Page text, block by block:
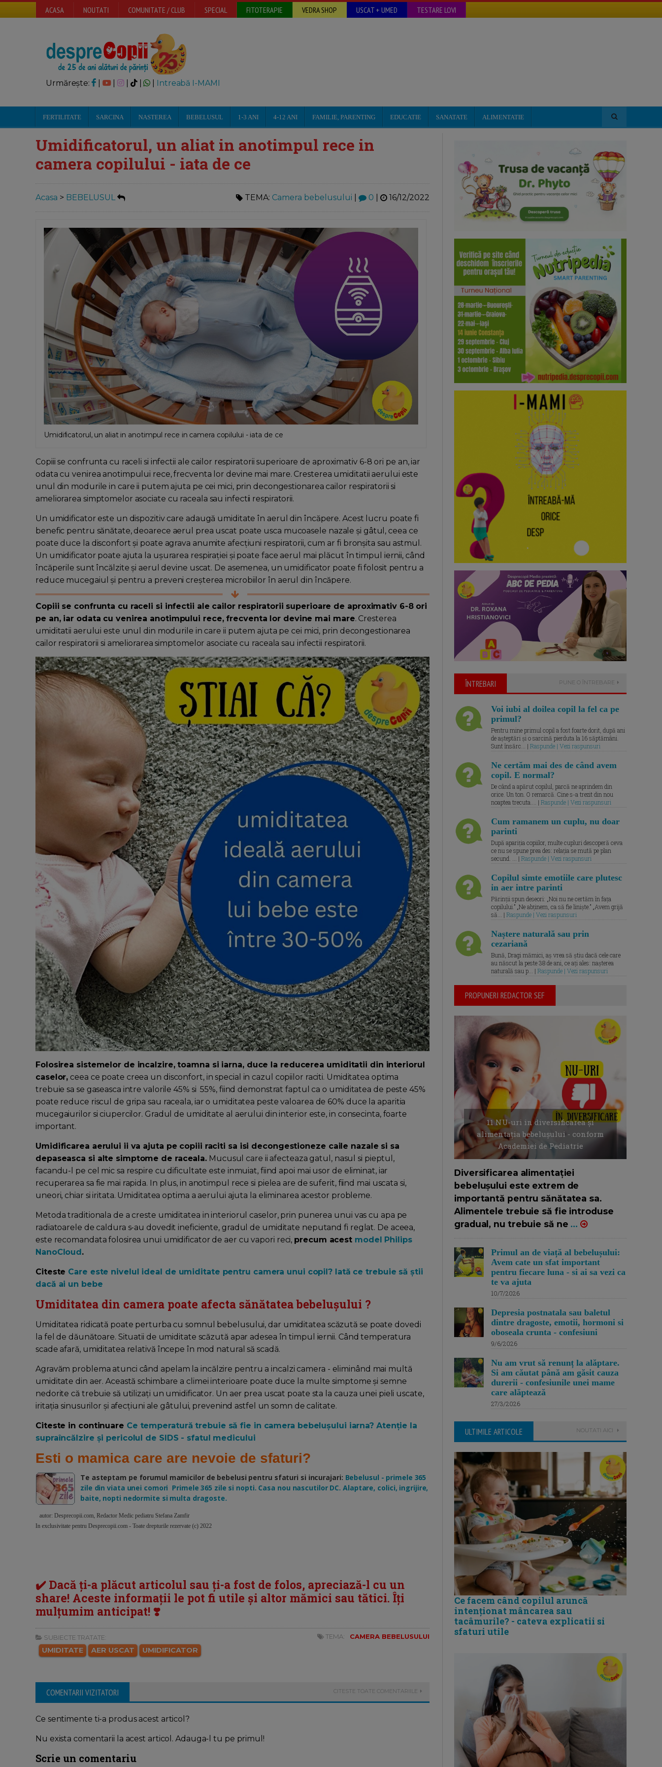
ACASA NOUTATI COMUNITATE / CLUB SPECIAL FITOTERAPIE VEDRA SHOP USCAT + UMED TESTARE LOVI
Urmărește: | | Intreabă I-MAMI
FERTILITATE SARCINA NASTEREA BEBELUSUL 1-3 ANI 4-12 ANI FAMILIE, PARENTING EDUCATIE SANATATE ALIMENTATIE
Umidificatorul, un aliat in anotimpul rece in
camera copilului - iata de ce
Acasa > BEBELUSUL TEMA: Camera bebelusului 0 16/12/2022
Umidificatorul, un aliat in anotimpul rece in camera copilului - iata de ce
Copiii se confrunta cu raceli si infectii ale cailor respiratorii superioare de aproximativ 6-8 ori pe an, iar
odata cu venirea anotimpului rece, frecventa lor devine mai mare. Cresterea umiditatii aerului este
unul din modurile in care ii putem ajuta pe cei mici, prin decongestionarea cailor respiratorii si
ameliorarea simptomelor asociate cu raceala sau infectii respiratorii.
Un umidificator este un dispozitiv care adaugă umiditate în aerul din încăpere. Acest lucru poate fi
benefic pentru sănătate, deoarece aerul prea uscat poate usca mucoasele nazale și gâtul, ceea ce
poate duce la disconfort și poate agrava anumite afecțiuni respiratorii, cum ar fi bronșita sau astmul.
Un umidificator poate ajuta la ușurarea respirației și poate face aerul mai plăcut în timpul iernii, când
încăperile sunt încălzite și aerul devine uscat. De asemenea, un umidificator poate fi folosit pentru a
reduce mucegaiul și pentru a preveni creșterea microbiilor în aerul din încăpere.
Copiii se confrunta cu raceli si infectii ale cailor respiratorii superioare de aproximativ 6-8 ori
pe an, iar odata cu venirea anotimpului rece, frecventa lor devine mai mare. Cresterea
umiditatii aerului este unul din modurile in care ii putem ajuta pe cei mici, prin decongestionarea
cailor respiratorii si ameliorarea simptomelor asociate cu raceala sau infectii respiratorii.
Folosirea sistemelor de incalzire, toamna si iarna, duce la reducerea umiditatii din interiorul
caselor, ceea ce poate creea un disconfort, in special in cazul copiilor raciti. Umiditatea optima
trebuie sa se gaseasca intre valorile 45% si 55%, fiind demonstrat faptul ca o umiditatea de peste 45%
poate reduce riscul de gripa sau raceala, iar o umiditatea peste valoarea de 60% duce la aparitia
mucegaiurilor si ciupercilor. Gradul de umiditate al aerului din interior este, in consecinta, foarte
important.
Umidificarea aerului ii va ajuta pe copiii raciti sa isi decongestioneze caile nazale si sa
depaseasca si alte simptome de raceala. Mucusul care ii afecteaza gatul, nasul si pieptul,
facandu-l pe cel mic sa respire cu dificultate este inmuiat, fiind apoi mai usor de eliminat, iar
recuperarea sa fie mai rapida. In plus, in anotimpul rece si pielea are de suferit, fiind mai uscata si,
uneori, chiar si iritata. Umiditatea optima a aerului ajuta la eliminarea acestor probleme.
Metoda traditionala de a creste umiditatea in interiorul caselor, prin punerea unui vas cu apa pe
radiatoarele de caldura s-au dovedit ineficiente, gradul de umiditate neputand fi reglat. De aceea,
este recomandata folosirea unui umidificator de aer cu vapori reci, precum acest model Philips
NanoCloud .
Citeste Care este nivelul ideal de umiditate pentru camera unui copil? Iată ce trebuie să știi
dacă ai un bebe
Umiditatea din camera poate afecta sănătatea bebelușului ?
Umiditatea ridicată poate perturba cu somnul bebelusului, dar umiditatea scăzută se poate dovedi
la fel de dăunătoare. Situatii de umiditate scăzută apar adesea în timpul iernii. Când temperatura
scade afară, umiditatea relativă începe în mod natural să scadă.
Agravăm problema atunci când apelam la incălzire pentru a incalzi camera - eliminând mai multă
umiditate din aer. Această schimbare a climei interioare poate duce la multe simptome și semne
nedorite că trebuie să utilizați un umidificator. Un aer prea uscat poate sta la cauza unei pieli uscate,
iritația sinusurilor și afecțiuni ale gâtului, prevenind astfel un somn de calitate.
Citeste in continuare Ce temperatură trebuie să fie in camera bebelușului iarna? Atenție la
supraîncălzire și pericolul de SIDS - sfatul medicului
Esti o mamica care are nevoie de sfaturi?
Te asteptam pe forumul mamicilor de bebelusi pentru sfaturi si incurajari: Bebelusul - primele 365
zile din viata unei comori Primele 365 zile si nopti. Casa nou nascutilor DC. Alaptare, colici, ingrijire,
baite, nopti nedormite si multa dragoste.
autor: Desprecopii.com, Redactor Medic pediatru Stefana Zamfir
In exclusivitate pentru Desprecopii.com - Toate drepturile rezervate (c) 2022
✔️ Dacă ți-a plăcut articolul sau ți-a fost de folos, apreciază-l cu un
share! Aceste informații le pot fi utile și altor mămici sau tătici. Îți
mulțumim anticipat! ❣️
SUBIECTE TRATATE:
UMIDITATE AER USCAT UMIDIFICATOR
TEMA: CAMERA BEBELUSULUI
COMENTARII VIZITATORI CITESTE TOATE COMENTARIILE
Ce sentimente ti-a produs acest articol?
Nu exista comentarii la acest articol. Adauga-l tu pe primul!
Scrie un comentariu
ÎNTREBARI PUNE O ÎNTREBARE
Voi iubi al doilea copil la fel ca pe
primul?
Pentru mine primul copil a fost foarte dorit, după ani
de așteptări și o sarcină pierduta la 16 săptămâni.
Sunt însărc... | Raspunde | Vezi raspunsuri
Ne certăm mai des de când avem
copil. E normal?
De când a apărut copilul, parcă ne aprindem din
orice. Un ton. O remarcă. Cine s-a trezit din nou
noaptea trecuta.... | Raspunde | Vezi raspunsuri
Cum ramanem un cuplu, nu doar
parinti
După apariția copiilor, multe cupluri descoperă ceva
ce nu se spune prea des: relația se mută pe plan
secund. ... | Raspunde | Vezi raspunsuri
Copilul simte emotiile care plutesc
in aer intre parinti
Părinții spun deseori: „Noi nu ne certăm în fața
copilului.” „Ne abținem, ca să fie liniște.” „Avem grijă
să... | Raspunde | Vezi raspunsuri
Naștere naturală sau prin
cezariană
Bună, Dragi mămici, aș vrea să știu dacă cele care
au născut la peste 38 de ani, ce ați ales: nașterea
naturală sau p... | Raspunde | Vezi raspunsuri
PROPUNERI REDACTOR SEF
11 NU-uri in diversificarea și
alimentația bebelușului - conform
Academiei de Pediatrie
Diversificarea alimentației
bebelușului este extrem de
importantă pentru sănătatea sa.
Alimentele trebuie să fie introduse
gradual, nu trebuie să ne ...
Primul an de viață al bebelușului:
Avem cate un sfat important
pentru fiecare luna - si ai sa vezi ca
te va ajuta
10/7/2026
Depresia postnatala sau baletul
dintre dragoste, emotii, hormoni si
oboseala crunta - confesiuni
9/6/2026
Nu am vrut să renunț la alăptare.
Si am căutat până am găsit cauza
durerii - confesiunile unei mame
care alăptează
27/3/2026
ULTIMILE ARTICOLE NOUTATI AICI
Ce facem când copilul aruncă
intenționat mâncarea sau
tacâmurile? - cateva explicatii si
sfaturi utile